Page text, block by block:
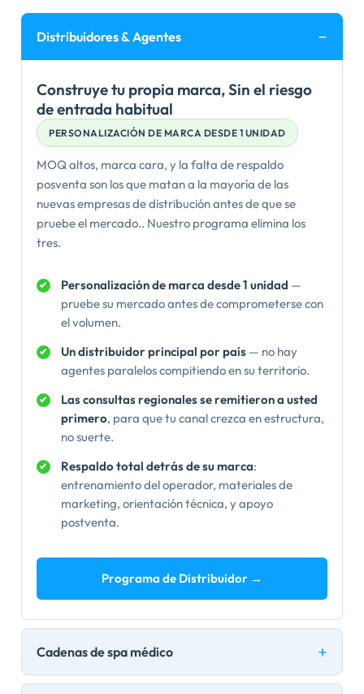
Distribuidores & Agentes
Construye tu propia marca, Sin el riesgo
de entrada habitual
PERSONALIZACIÓN DE MARCA DESDE 1 UNIDAD
MOQ altos, marca cara, y la falta de respaldo
posventa son los que matan a la mayoría de las
nuevas empresas de distribución antes de que se
pruebe el mercado.. Nuestro programa elimina los
tres.
Personalización de marca desde 1 unidad —
pruebe su mercado antes de comprometerse con
el volumen.
Un distribuidor principal por país — no hay
agentes paralelos compitiendo en su territorio.
Las consultas regionales se remitieron a usted
primero, para que tu canal crezca en estructura,
no suerte.
Respaldo total detrás de su marca:
entrenamiento del operador, materiales de
marketing, orientación técnica, y apoyo
postventa.
Programa de Distribuidor →
Cadenas de spa médico